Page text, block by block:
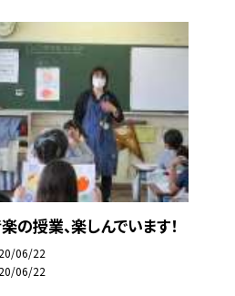
の授業、楽しんでいます！
06/22
06/22